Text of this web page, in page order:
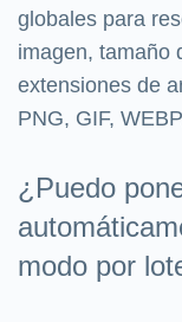
globales para
imagen, tamaño
extensiones de
PNG, GIF,
¿Puedo
modo por